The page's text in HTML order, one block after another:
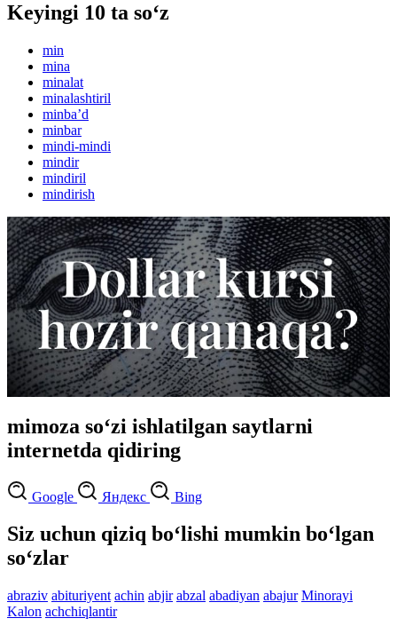
Keyingi 10 ta so‘z
min
mina
minalat
minalashtiril
minbaʼd
minbar
mindi-mindi
mindir
mindiril
mindirish
mimoza so‘zi ishlatilgan saytlarni
internetda qidiring
Google Яндекс Bing
Siz uchun qiziq bo‘lishi mumkin bo‘lgan
so‘zlar
abraziv abituriyent achin abjir abzal abadiyan abajur Minorayi
Kalon achchiqlantir